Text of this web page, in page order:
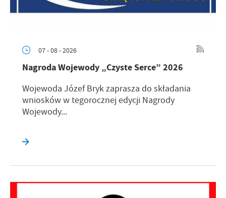
07 - 08 - 2026
Nagroda Wojewody „Czyste Serce” 2026
Wojewoda Józef Bryk zaprasza do składania
wniosków w tegorocznej edycji Nagrody
Wojewody...